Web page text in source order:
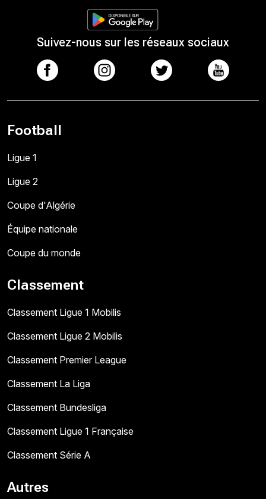
Suivez-nous sur les réseaux sociaux
Football
Ligue 1
Ligue 2
Coupe d'Algérie
Équipe nationale
Coupe du monde
Classement
Classement Ligue 1 Mobilis
Classement Ligue 2 Mobilis
Classement Premier League
Classement La Liga
Classement Bundesliga
Classement Ligue 1 Française
Classement Série A
Autres